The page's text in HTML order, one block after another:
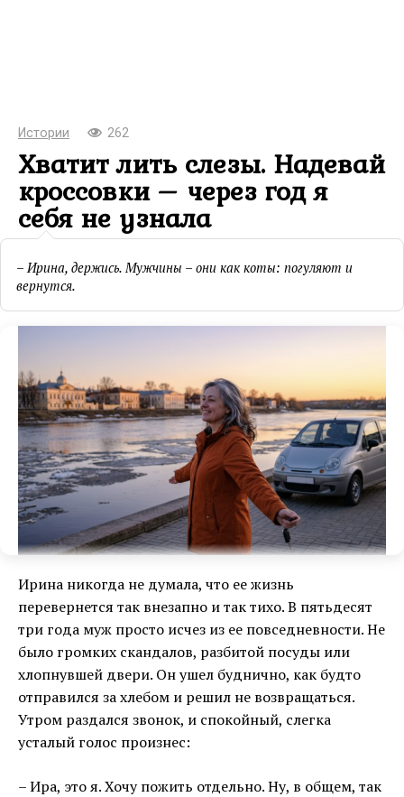
Истории 262
Хватит лить слезы. Надевай
кроссовки – через год я
себя не узнала
– Ирина, держись. Мужчины – они как коты: погуляют и
вернутся.
Ирина никогда не думала, что ее жизнь
перевернется так внезапно и так тихо. В пятьдесят
три года муж просто исчез из ее повседневности. Не
было громких скандалов, разбитой посуды или
хлопнувшей двери. Он ушел буднично, как будто
отправился за хлебом и решил не возвращаться.
Утром раздался звонок, и спокойный, слегка
усталый голос произнес:
– Ира, это я. Хочу пожить отдельно. Ну, в общем, так